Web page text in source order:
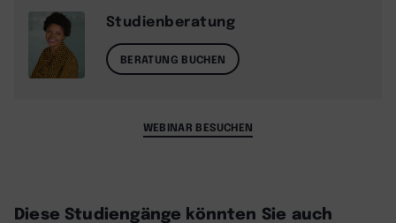
Studienberatung
BERATUNG BUCHEN
WEBINAR BESUCHEN
Diese Studiengänge könnten Sie auch